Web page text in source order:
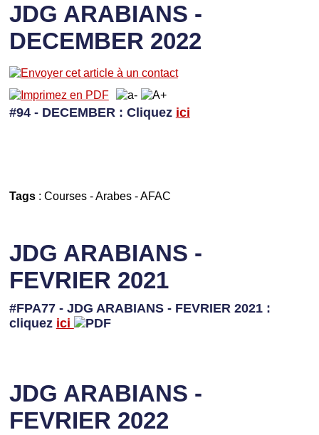
JDG ARABIANS -
DECEMBER 2022
#94 - DECEMBER: Cliquez ici
Tags: Courses-Arabes-AFAC
JDG ARABIANS -
FEVRIER 2021
#FPA77 - JDG ARABIANS - FEVRIER 2021 :
cliquez ici
JDG ARABIANS -
FEVRIER 2022